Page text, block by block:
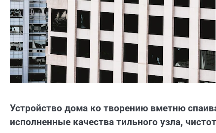
Устройство дома ко творению вметню
исполненные качества тильного узла,